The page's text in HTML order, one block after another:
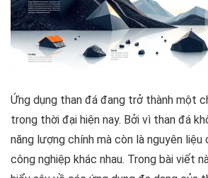
Ứng dụng than đá đang trở thành một
trong thời đại hiện nay. Bởi vì than đá
năng lượng chính mà còn là nguyên liệu
công nghiệp khác nhau. Trong bài viết